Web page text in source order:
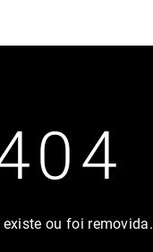
ou foi removida.